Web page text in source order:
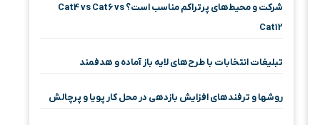
شرکت و محیط‌های پرتراکم مناسب است؟ Cat4 vs Cat6 vs
Cat12
تبلیغات انتخابات با طرح‌های لایه باز آماده و هدفمند
روشها و ترفندهای افزایش بازدهی در محل کار پویا و پرچالش